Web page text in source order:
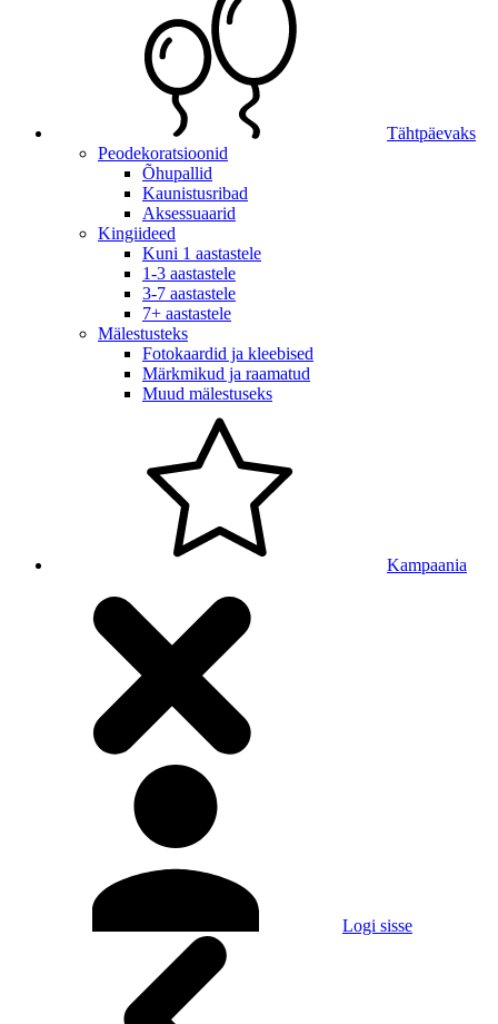
Tähtpäevaks
Peodekoratsioonid
Õhupallid
Kaunistusribad
Aksessuaarid
Kingiideed
Kuni 1 aastastele
1-3 aastastele
3-7 aastastele
7+ aastastele
Mälestusteks
Fotokaardid ja kleebised
Märkmikud ja raamatud
Muud mälestuseks
Kampaania
Logi sisse